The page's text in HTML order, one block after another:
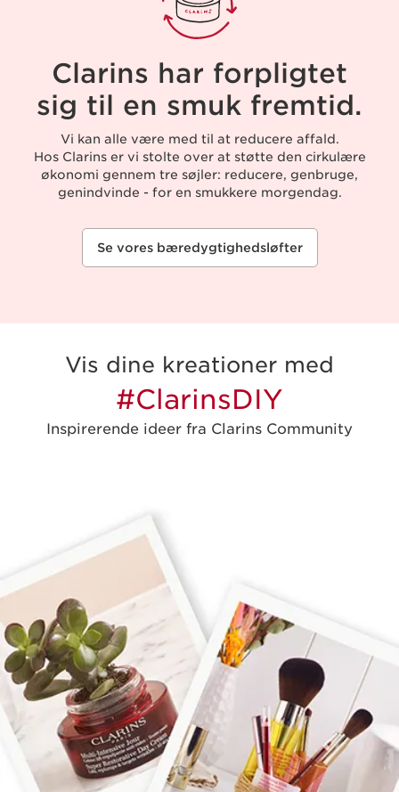
Clarins har forpligtet
sig til en smuk fremtid.
Vi kan alle være med til at reducere affald.
Hos Clarins er vi stolte over at støtte den cirkulære
økonomi gennem tre søjler: reducere, genbruge,
genindvinde - for en smukkere morgendag.
Se vores bæredygtighedsløfter
Vis dine kreationer med
#ClarinsDIY
Inspirerende ideer fra Clarins Community